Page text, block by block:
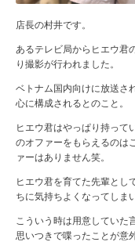
店長の村井です。
あるテレビ局からヒエウ君
り撮影が行われました。
ベトナム国内向けに放送さ
心に構成されるとのこと。
ヒエウ君はやっぱり持って
のオファーをもらえるのは
ァーはありません笑。
ヒエウ君を育てた先輩とし
ちに気持ちよくなってしま
こういう時は用意していた
思いつきで喋ったことが意